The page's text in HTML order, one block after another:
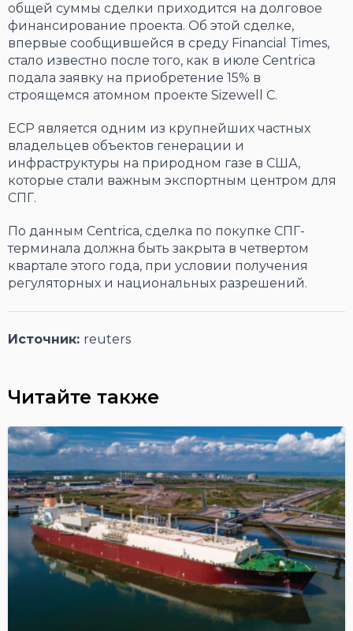
общей суммы сделки приходится на долговое
финансирование проекта. Об этой сделке,
впервые сообщившейся в среду Financial Times,
стало известно после того, как в июле Centrica
подала заявку на приобретение 15% в
строящемся атомном проекте Sizewell C.
ECP является одним из крупнейших частных
владельцев объектов генерации и
инфраструктуры на природном газе в США,
которые стали важным экспортным центром для
СПГ.
По данным Centrica, сделка по покупке СПГ-
терминала должна быть закрыта в четвертом
квартале этого года, при условии получения
регуляторных и национальных разрешений.
Источник: reuters
Читайте также